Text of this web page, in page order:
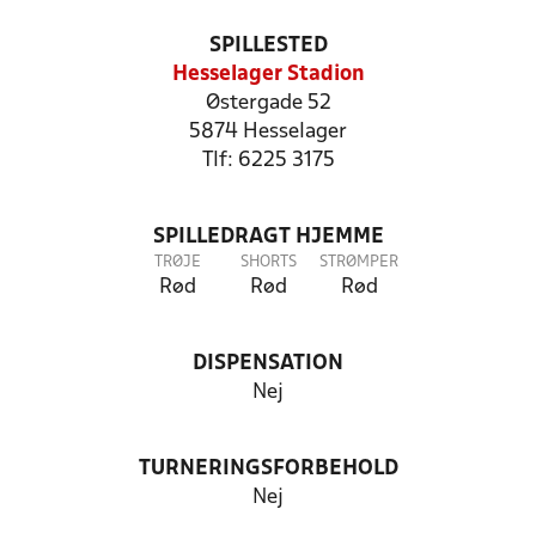
SPILLESTED
Hesselager Stadion
Østergade 52
5874 Hesselager
Tlf: 6225 3175
SPILLEDRAGT HJEMME
TRØJE
Rød
SHORTS
Rød
STRØMPER
Rød
DISPENSATION
Nej
TURNERINGSFORBEHOLD
Nej